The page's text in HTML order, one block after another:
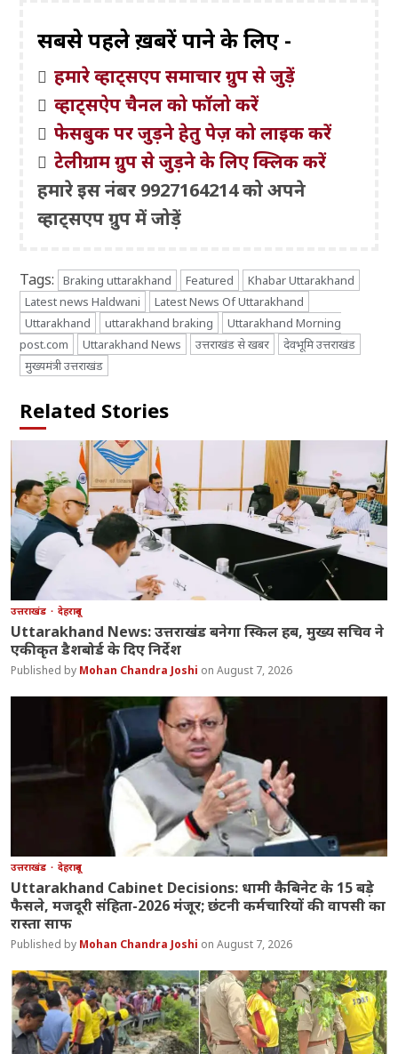
सबसे पहले ख़बरें पाने के लिए -
हमारे व्हाट्सएप समाचार ग्रुप से जुड़ें
व्हाट्सऐप चैनल को फॉलो करें
फेसबुक पर जुड़ने हेतु पेज़ को लाइक करें
टेलीग्राम ग्रुप से जुड़ने के लिए क्लिक करें
हमारे इस नंबर 9927164214 को अपने
व्हाट्सएप ग्रुप में जोड़ें
Tags: Braking uttarakhand Featured
Khabar Uttarakhand
Latest news Haldwani
Latest News Of Uttarakhand
Uttarakhand
uttarakhand braking
Uttarakhand Morning
post.com
Uttarakhand News उत्तराखंड से खबर
देवभूमि उत्तराखंड
मुख्यमंत्री उत्तराखंड
Related Stories
उत्तराखंड देहरादून
Uttarakhand News: उत्तराखंड बनेगा स्किल हब, मुख्य सचिव ने
एकीकृत डैशबोर्ड के दिए निर्देश
Mohan Chandra Joshi August 7, 2026
उत्तराखंड देहरादून
Uttarakhand Cabinet Decisions: धामी कैबिनेट के 15 बड़े
फैसले, मजदूरी संहिता-2026 मंजूर; छंटनी कर्मचारियों की वापसी का
रास्ता साफ
Mohan Chandra Joshi August 7, 2026